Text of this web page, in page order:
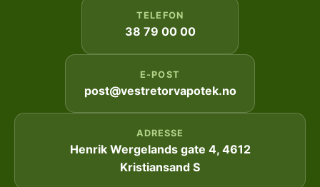
TELEFON
38 79 00 00
E-POST
post@vestretorvapotek.no
ADRESSE
Henrik Wergelands gate 4, 4612
Kristiansand S